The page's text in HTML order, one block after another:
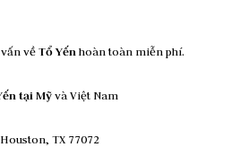
vềTổ Yến hoàn toàn miễn phí.
tại Mỹvà Việt Nam
TX 77072